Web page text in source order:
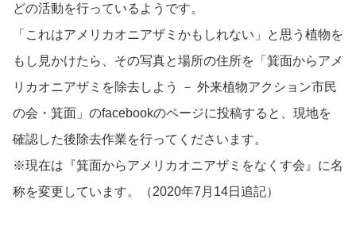
どの活動を行っているようです。
「これはアメリカオニアザミかもしれない」と思う植物を
もし見かけたら、その写真と場所の住所を「箕面からアメ
リカオニアザミを除去しよう － 外来植物アクション市民
の会・箕面」のfacebookのページに投稿すると、現地を
確認した後除去作業を行ってくださいます。
※現在は『箕面からアメリカオニアザミをなくす会』に名
称を変更しています。（2020年7月14日追記）